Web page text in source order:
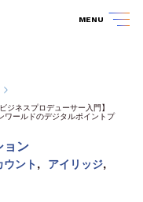
MENU
ジネスプロデューサー入門】
ワールドのデジタルポイントプ
ョン
ウント, アイリッジ,